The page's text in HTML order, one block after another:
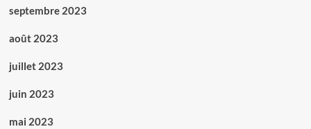
septembre 2023
août 2023
juillet 2023
juin 2023
mai 2023